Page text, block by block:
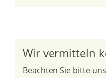
Wir vermitteln
Beachten Sie bitte